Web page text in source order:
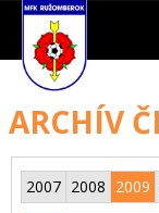
ARCHÍV
2007 2008 2009